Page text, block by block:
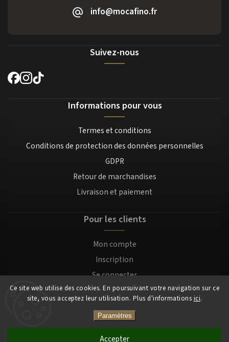
Ce site web utilise des cookies. En poursuivant votre navigation sur ce
site, vous acceptez leur utilisation. Plus d'informations ici.
Paramètres
Accepter
info@mocafino.fr
Suivez-nous
Informations pour vous
Termes et conditions
Conditions de protection des données personnelles
GDPR
Retour de marchandises
Livraison et paiement
Pour les clients
Mon compte
Inscription
Se connecter
Copyright 2026Mocafino.fr